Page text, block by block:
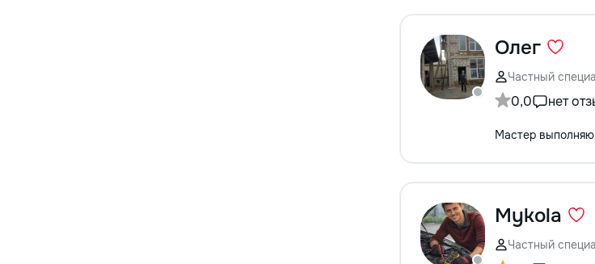
Олег
Частный
0,0 нет
Мастер выполняю
Mykola
Частный